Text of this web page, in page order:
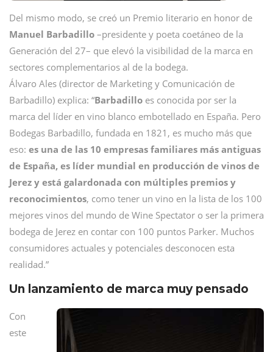
Del mismo modo, se creó un Premio literario en honor de
Manuel Barbadillo –presidente y poeta coetáneo de la
Generación del 27– que elevó la visibilidad de la marca en
sectores complementarios al de la bodega.
Álvaro Ales (director de Marketing y Comunicación de
Barbadillo) explica: “Barbadillo es conocida por ser la
marca del líder en vino blanco embotellado en España. Pero
Bodegas Barbadillo, fundada en 1821, es mucho más que
eso: es una de las 10 empresas familiares más antiguas
de España, es líder mundial en producción de vinos de
Jerez y está galardonada con múltiples premios y
reconocimientos, como tener un vino en la lista de los 100
mejores vinos del mundo de Wine Spectator o ser la primera
bodega de Jerez en contar con 100 puntos Parker. Muchos
consumidores actuales y potenciales desconocen esta
realidad.”
Un lanzamiento de marca muy pensado
Con
este